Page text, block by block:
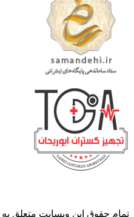
تمام حقوق این وبسایت متعلق به